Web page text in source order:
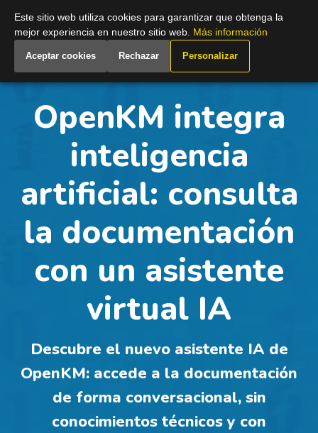
Spain
OpenKM integra
inteligencia
artificial: consulta
la documentación
con un asistente
virtual IA
Descubre el nuevo asistente IA de
OpenKM: accede a la documentación
de forma conversacional, sin
conocimientos técnicos y con
Este sitio web utiliza cookies para garantizar que obtenga la
mejor experiencia en nuestro sitio web. Más información
Aceptar cookies Rechazar Personalizar